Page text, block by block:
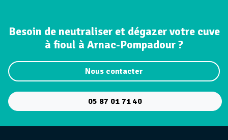
Besoin de neutraliser et dégazer votre cuve
à fioul à Arnac-Pompadour ?
Nous contacter
05 87 01 71 40